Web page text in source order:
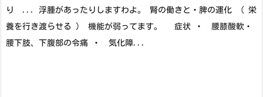
り ... 浮腫があったりしますわよ。 腎の働きと・脾の運化 （ 栄
養を行き渡らせる ） 機能が弱ってます。 症状 ・ 腰膝酸軟・
腰下肢、下腹部の令痛 ・ 気化障...